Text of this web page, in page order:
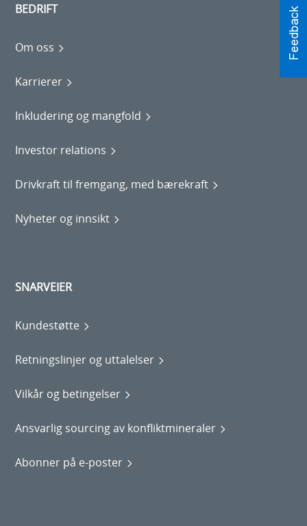
BEDRIFT
Om oss
Karrierer
Inkludering og mangfold
Investor relations
Drivkraft til fremgang, med bærekraft
Nyheter og innsikt
SNARVEIER
Kundestøtte
Retningslinjer og uttalelser
Vilkår og betingelser
Ansvarlig sourcing av konfliktmineraler
Abonner på e-poster